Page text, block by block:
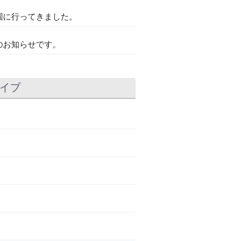
行ってきました。
知らせです。
ブ